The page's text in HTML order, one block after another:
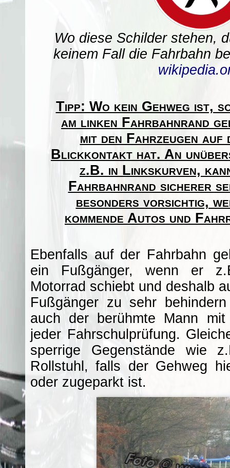
Wo diese Schilder stehen,
keinem Fall die Fahrbahn
Tipp: Wo kein Gehweg ist,
am linken Fahrbahnrand
mit den Fahrzeugen
Blickkontakt hat. An
z.B. in Linkskurven,
Fahrbahnrand sicherer
besonders vorsichtig,
kommende Autos und
Ebenfalls auf der Fahrbahn
ein Fußgänger, wenn er
Motorrad schiebt und deshalb
Fußgänger zu sehr
auch der berühmte Mann
jeder Fahrschulprüfung.
sperrige Gegenstände wie
Rollstuhl, falls der Gehweg
oder zugeparkt ist.